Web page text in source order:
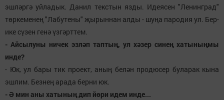
эшләргә уйладык. Данил текстын язды. Идеясен "Ленинград"
төркеменең "Лабутены" җырыннан алды - шуңа пародия ул. Бер-
ике сүзен генә үзгәрттем.
- Айсылуны ничек эзләп таптың, ул хәзер синең хатыныңмы
инде?
- Юк, ул бары тик проект, аның белән продюсер буларак кына
эшлим. Безнең арада берни юк.
- Ә мин аны хатының дип йөри идем инде...